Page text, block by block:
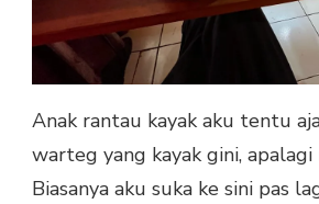
Anak rantau kayak aku tentu
warteg yang kayak gini, apalagi
Biasanya aku suka ke sini pas